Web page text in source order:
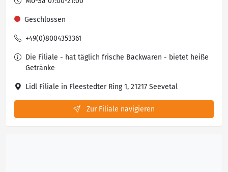
Geschlossen
+49(0)8004353361
Die Filiale - hat täglich frische Backwaren - bietet heiße
Getränke
Lidl Filiale in Fleestedter Ring 1, 21217 Seevetal
Zur Filiale navigieren